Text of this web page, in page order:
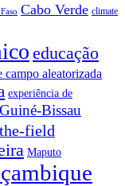
Cabo Verde climate
educação
campo aleatorizada
experiência de
Guiné-Bissau
field
Maputo